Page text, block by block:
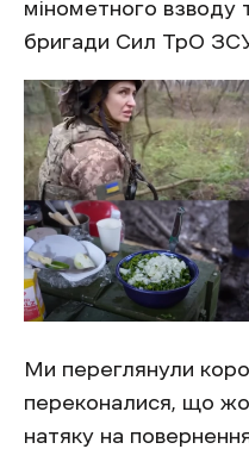
мінометного взводу
бригади Сил ТрО
Ми переглянули
переконалися, що
натяку на